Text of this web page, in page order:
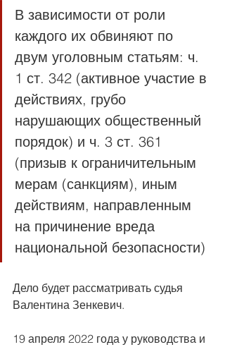
В зависимости от роли
каждого их обвиняют по
двум уголовным статьям: ч.
1 ст. 342 (активное участие в
действиях, грубо
нарушающих общественный
порядок) и ч. 3 ст. 361
(призыв к ограничительным
мерам (санкциям), иным
действиям, направленным
на причинение вреда
национальной безопасности)
Дело будет рассматривать судья
Валентина Зенкевич.
19 апреля 2022 года у руководства и